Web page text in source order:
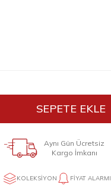
SEPETE EKLE
Aynı Gün Ücretsiz
Kargo İmkanı
KOLEKSIYON FIYAT ALARMI